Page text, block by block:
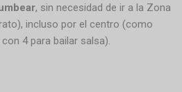
, sin necesidad de ir a la Zona
incluso por el centro (como
4 para bailar salsa).